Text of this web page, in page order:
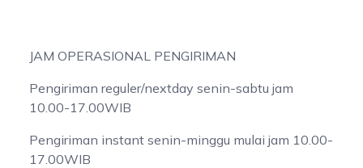
JAM OPERASIONAL PENGIRIMAN
Pengiriman reguler/nextday senin-sabtu jam
10.00-17.00WIB
Pengiriman instant senin-minggu mulai jam 10.00-
17.00WIB